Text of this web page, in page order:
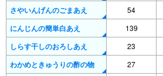
さやいんげんのごまあえ 54
にんじんの簡単白あえ 139
しらす干しのおろしあえ 23
わかめときゅうりの酢の物 27